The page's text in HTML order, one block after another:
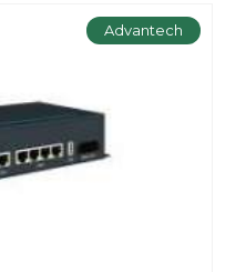
Advantech